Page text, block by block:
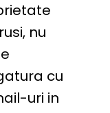
nu
cu
uri in